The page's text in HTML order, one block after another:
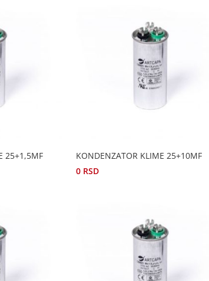
25+1,5MF
KONDENZATOR KLIME 25+10MF
0 RSD